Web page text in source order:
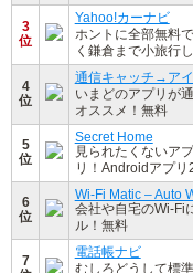
3
位
Yahoo!カーナビ
ホントに全部無料
く鎌倉まで小旅行
4
位
通信キャッチ→ア
いまどのアプリが
オススメ！無料
5
位
Secret Home
見られたくないア
リ！Androidアプリ
6
位
Wi-Fi Matic – Auto
会社や自宅のWi-Fi
ル！無料
7
電話帳ナビ
むしろどうして標